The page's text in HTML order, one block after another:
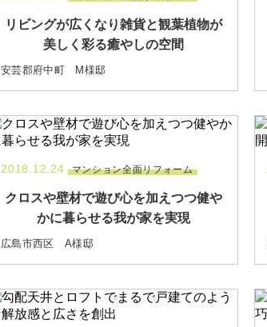
リビングが広くなり雑貨と観葉植物が
美しく彩る癒やしの空間
安芸郡府中町 M様邸
2018.12.24 マンション全面リフォーム
クロスや壁材で遊び心を加えつつ健や
かに暮らせる我が家を実現
広島市西区 A様邸